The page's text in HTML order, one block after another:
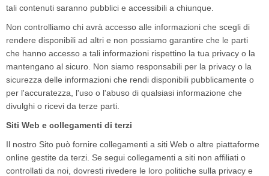
tali contenuti saranno pubblici e accessibili a chiunque.
Non controlliamo chi avrà accesso alle informazioni che scegli di
rendere disponibili ad altri e non possiamo garantire che le parti
che hanno accesso a tali informazioni rispettino la tua privacy o la
mantengano al sicuro. Non siamo responsabili per la privacy o la
sicurezza delle informazioni che rendi disponibili pubblicamente o
per l'accuratezza, l'uso o l'abuso di qualsiasi informazione che
divulghi o ricevi da terze parti.
Siti Web e collegamenti di terzi
Il nostro Sito può fornire collegamenti a siti Web o altre piattaforme
online gestite da terzi. Se segui collegamenti a siti non affiliati o
controllati da noi, dovresti rivedere le loro politiche sulla privacy e